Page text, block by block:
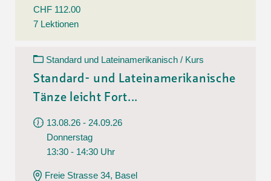
CHF 112.00
7 Lektionen
Standard und Lateinamerikanisch / Kurs
Standard- und Lateinamerikanische
Tänze leicht Fort...
13.08.26 - 24.09.26
Donnerstag
13:30 - 14:30 Uhr
Freie Strasse 34, Basel